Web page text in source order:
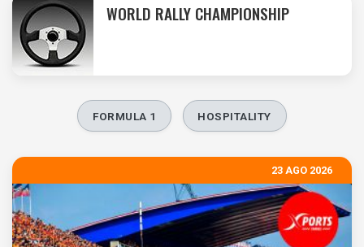
WORLD RALLY CHAMPIONSHIP
FORMULA 1 HOSPITALITY
23 AGO 2026